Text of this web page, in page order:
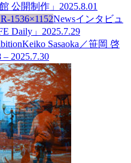
公開制作」 2025.8.01
Newsインタビュ
Daily」 2025.7.29
Keiko Sasaoka／笹岡 啓
– 2025.7.30